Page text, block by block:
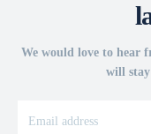
We would love to hear
will